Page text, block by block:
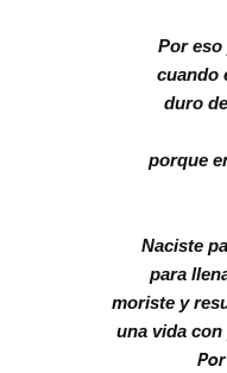
Por eso
cuando
duro
porque
Naciste
para
moriste y
una vida